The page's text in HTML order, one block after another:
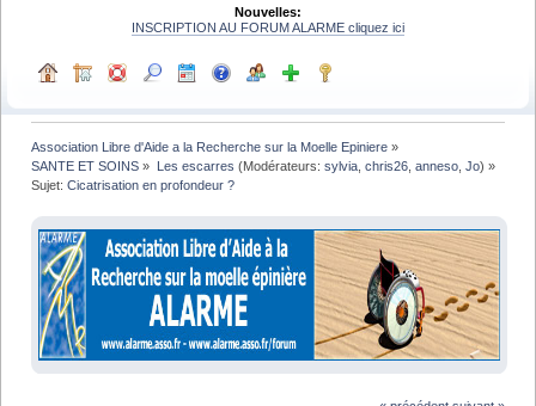
Nouvelles:
INSCRIPTION AU FORUM ALARME cliquez ici
Association Libre d'Aide a la Recherche sur la Moelle Epiniere »
SANTE ET SOINS » Les escarres (Modérateurs: sylvia, chris26, anneso, Jo) »
Sujet:Cicatrisation en profondeur ?